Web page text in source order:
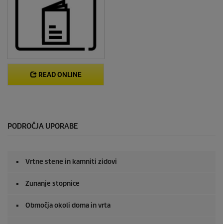
READ ONLINE
PODROČJA UPORABE
Vrtne stene in kamniti zidovi
Zunanje stopnice
Območja okoli doma in vrta